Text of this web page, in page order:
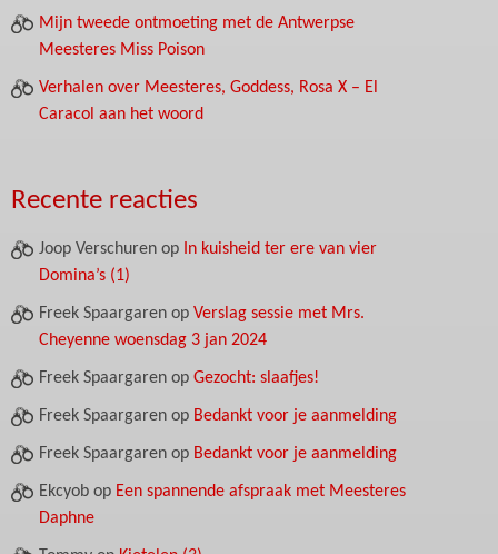
Mijn tweede ontmoeting met de Antwerpse
Meesteres Miss Poison
Verhalen over Meesteres, Goddess, Rosa X – El
Caracol aan het woord
Recente reacties
Joop Verschuren op In kuisheid ter ere van vier
Domina’s (1)
Freek Spaargaren op Verslag sessie met Mrs.
Cheyenne woensdag 3 jan 2024
Freek Spaargaren op Gezocht: slaafjes!
Freek Spaargaren op Bedankt voor je aanmelding
Freek Spaargaren op Bedankt voor je aanmelding
Ekcyob op Een spannende afspraak met Meesteres
Daphne